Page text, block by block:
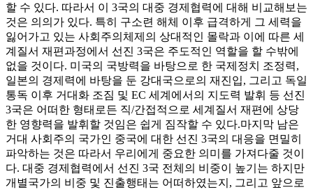
할 수 있다. 따라서 이 3국의 대중 경제협력에 대해 비교해보는
것은 의의가 있다. 특히 구소련 해체 이후 급격하게 그 세력을
잃어가고 있는 사회주의체제의 상대적인 몰락과 이에 따른 세
계질서 재편과정에서 선진 3국은 주도적인 역할을 할 수밖에
없을 것이다. 미국의 국방력을 바탕으로 한 국제정치 조정력,
일본의 경제력에 바탕을 둔 강대국으로의 재진입, 그리고 독일
통독 이후 거대화 조짐 및 EC 세계에서의 지도력 발휘 등 선진
3국은 어떠한 형태로든 직/간접적으로 세계질서 재편에 상당
한 영향력을 발휘할 것임은 쉽게 짐작할 수 있다.마지막 남은
거대 사회주의 국가인 중국에 대한 선진 3국의 대응을 면밀히
파악하는 것은 따라서 우리에게 중요한 의미를 가져다줄 것이
다. 대중 경제협력에서 선진 3국 전체의 비중이 높기는 하지만
개별국가의 비중 및 진출행태는 어떠하였는지, 그리고 앞으로